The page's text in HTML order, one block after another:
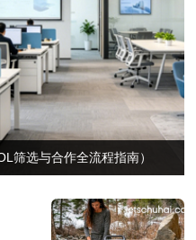
筛选与合作全流程指南）